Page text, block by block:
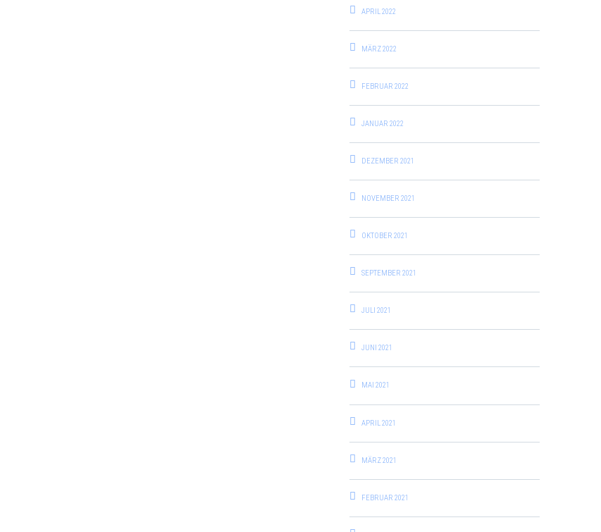
APRIL 2022
MÄRZ 2022
FEBRUAR 2022
JANUAR 2022
DEZEMBER 2021
NOVEMBER 2021
OKTOBER 2021
SEPTEMBER 2021
JULI 2021
JUNI 2021
MAI 2021
APRIL 2021
MÄRZ 2021
FEBRUAR 2021